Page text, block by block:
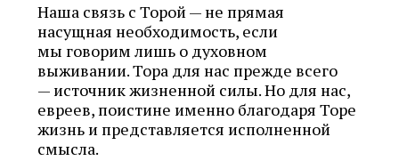
Наша связь с Торой — не прямая
насущная необходимость, если
мы говорим лишь о духовном
выживании. Тора для нас прежде всего
— источник жизненной силы. Но для нас,
евреев, поистине именно благодаря Торе
жизнь и представляется исполненной
смысла.